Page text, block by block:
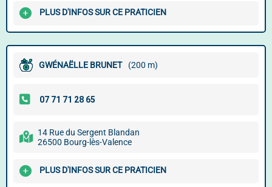
PLUS D'INFOS SUR CE PRATICIEN
GWÉNAËLLE BRUNET (200 m)
14 Rue du Sergent Blandan
26500 Bourg-lès-Valence
PLUS D'INFOS SUR CE PRATICIEN